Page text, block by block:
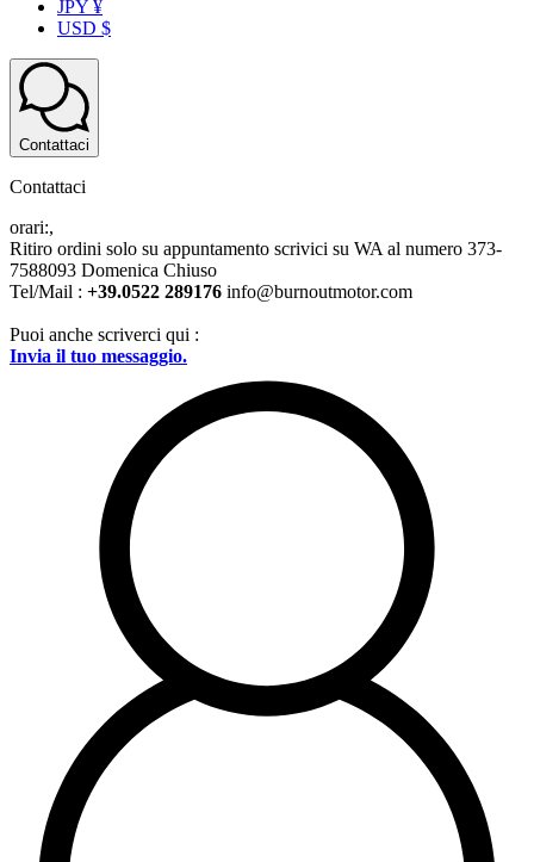
JPY ¥
USD $
Contattaci
Contattaci
orari:,
Ritiro ordini solo su appuntamento scrivici su WA al numero 373-
7588093 Domenica Chiuso
Tel/Mail : +39.0522 289176 info@burnoutmotor.com
Puoi anche scriverci qui :
Invia il tuo messaggio.